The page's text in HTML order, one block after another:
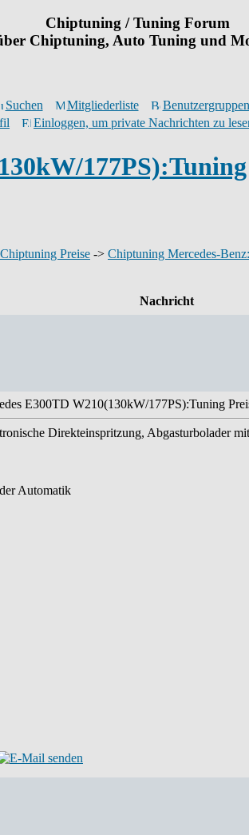
Chiptuning / Tuning Forum
Chiptuning, Auto Tuning und
Suchen Mitgliederliste Benutzergruppen
Einloggen, um private Nachrichten zu
Chiptuning Preise -> Chiptuning Mercedes-
Nachricht
E300TD W210(130kW/177PS):Tuning
Direkteinspritzung, Abgasturbolader
Automatik